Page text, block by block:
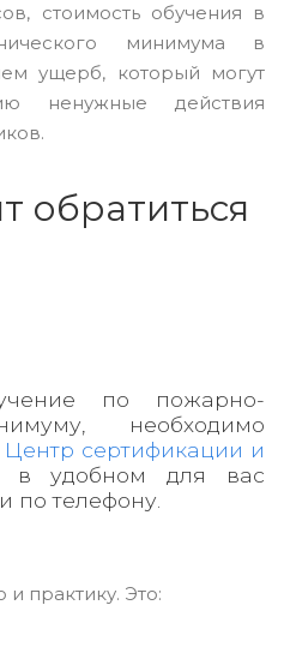
стоимость обучения в
минимума в
ущерб, который могут
ненужные действия
обратиться
по пожарно-
необходимо
Центр сертификации и
в удобном для вас
по телефону.
практику. Это: